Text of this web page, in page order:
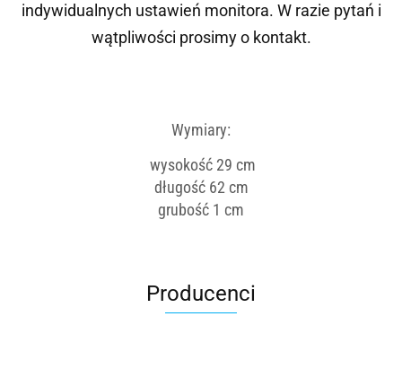
indywidualnych ustawień monitora. W razie pytań i
wątpliwości prosimy o kontakt.
Wymiary:
wysokość 29 cm
długość 62 cm
grubość 1 cm
Producenci